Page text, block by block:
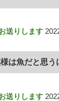
送りします
は魚だと思う
送りします